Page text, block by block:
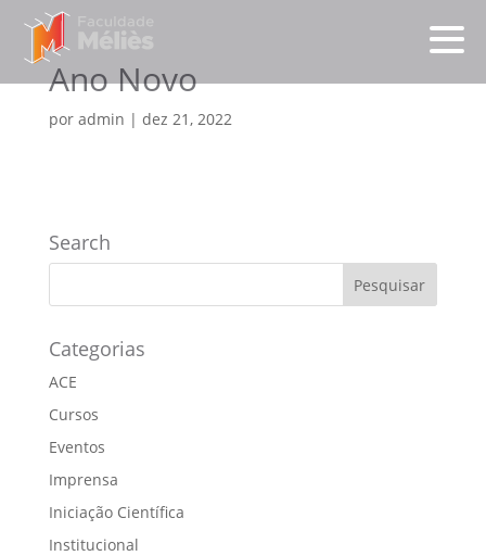
Ano Novo
por admin | dez 21, 2022
Search
Categorias
ACE
Cursos
Eventos
Imprensa
Iniciação Científica
Institucional